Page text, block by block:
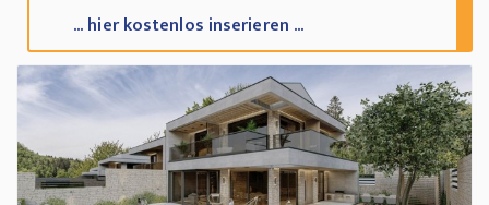
... hier kostenlos inserieren ...